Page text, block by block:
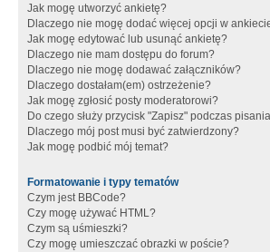
Jak mogę utworzyć ankietę?
Dlaczego nie mogę dodać więcej opcji w
Jak mogę edytować lub usunąć ankietę?
Dlaczego nie mam dostępu do forum?
Dlaczego nie mogę dodawać załączników?
Dlaczego dostałam(em) ostrzeżenie?
Jak mogę zgłosić posty moderatorowi?
Do czego służy przycisk "Zapisz" podczas
Dlaczego mój post musi być zatwierdzony?
Jak mogę podbić mój temat?
Formatowanie i typy tematów
Czym jest BBCode?
Czy mogę używać HTML?
Czym są uśmieszki?
Czy mogę umieszczać obrazki w poście?